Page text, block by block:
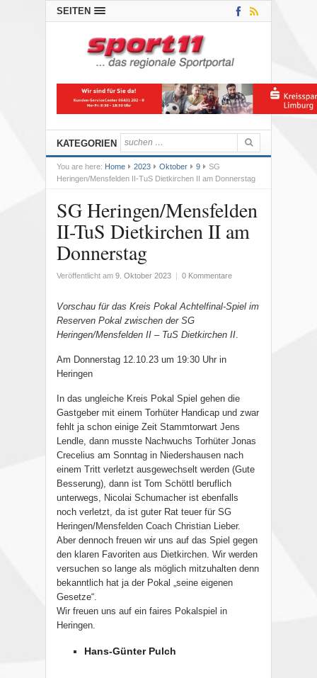
SEITEN
KATEGORIEN
You are here: Home 2023 Oktober 9
SG
Heringen/Mensfelden II-TuS Dietkirchen II am Donnerstag
SG Heringen/Mensfelden
II-TuS Dietkirchen II am
Donnerstag
Veröffentlicht am 9. Oktober 2023 0 Kommentare
Vorschau für das Kreis Pokal Achtelfinal-Spiel im
Reserven Pokal zwischen der SG
Heringen/Mensfelden II – TuS Dietkirchen II.
Am Donnerstag 12.10.23 um 19:30 Uhr in
Heringen
In das ungleiche Kreis Pokal Spiel gehen die
Gastgeber mit einem Torhüter Handicap und zwar
fehlt ja schon einige Zeit Stammtorwart Jens
Lendle, dann musste Nachwuchs Torhüter Jonas
Crecelius am Sonntag in Niedershausen nach
einem Tritt verletzt ausgewechselt werden (Gute
Besserung), dann ist Tom Schöttl beruflich
unterwegs, Nicolai Schumacher ist ebenfalls
noch verletzt, da ist guter Rat teuer für SG
Heringen/Mensfelden Coach Christian Lieber.
Aber dennoch freuen wir uns auf das Spiel gegen
den klaren Favoriten aus Dietkirchen. Wir werden
versuchen so lange als möglich mitzuhalten denn
bekanntlich hat ja der Pokal „seine eigenen
Gesetze“.
Wir freuen uns auf ein faires Pokalspiel in
Heringen.
Hans-Günter Pulch